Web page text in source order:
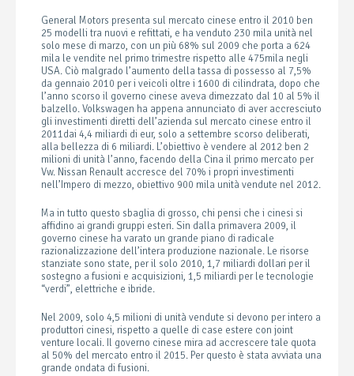
General Motors presenta sul mercato cinese entro il 2010 ben
25 modelli tra nuovi e refittati, e ha venduto 230 mila unità nel
solo mese di marzo, con un più 68% sul 2009 che porta a 624
mila le vendite nel primo trimestre rispetto alle 475mila negli
USA. Ciò malgrado l’aumento della tassa di possesso al 7,5%
da gennaio 2010 per i veicoli oltre i 1600 di cilindrata, dopo che
l’anno scorso il governo cinese aveva dimezzato dal 10 al 5% il
balzello. Volkswagen ha appena annunciato di aver accresciuto
gli investimenti diretti dell’azienda sul mercato cinese entro il
2011dai 4,4 miliardi di eur, solo a settembre scorso deliberati,
alla bellezza di 6 miliardi. L’obiettivo è vendere al 2012 ben 2
milioni di unità l’anno, facendo della Cina il primo mercato per
Vw. Nissan Renault accresce del 70% i propri investimenti
nell’Impero di mezzo, obiettivo 900 mila unità vendute nel 2012.
Ma in tutto questo sbaglia di grosso, chi pensi che i cinesi si
affidino ai grandi gruppi esteri. Sin dalla primavera 2009, il
governo cinese ha varato un grande piano di radicale
razionalizzazione dell’intera produzione nazionale. Le risorse
stanziate sono state, per il solo 2010, 1,7 miliardi dollari per il
sostegno a fusioni e acquisizioni, 1,5 miliardi per le tecnologie
“verdi”, elettriche e ibride.
Nel 2009, solo 4,5 milioni di unità vendute si devono per intero a
produttori cinesi, rispetto a quelle di case estere con joint
venture locali. Il governo cinese mira ad accrescere tale quota
al 50% del mercato entro il 2015. Per questo è stata avviata una
grande ondata di fusioni.